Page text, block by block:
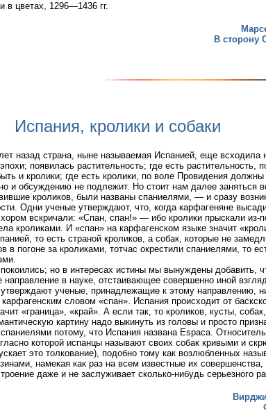
в цветах, 1296—1436 гг.
В сторону
Испания, кролики и собаки
назад страна, ныне называемая Испанией, еще всходила
появилась растительность; где есть растительность,
и кролики; где есть кролики, по воле Провидения должны
и обсуждению не подлежит. Но стоит нам далее заняться
кроликов, были названы спаниелями, — и сразу
Одни ученые утверждают, что, когда карфагеняне
вскричали: «Спан, спан!» — ибо кролики прыскали из-
кроликами. И «спан» на карфагенском языке значит
то есть страной кроликов, а собак, которые не
в погоне за кроликами, тотчас окрестили спаниелями, то
но в интересах истины мы вынуждены добавить,
направление в науке, отстаивающее совершенно иной
ученые, принадлежащие к этому направлению,
словом «спан». Испания происходит от
«граница», «край». А если так, то кроликов, кусты,
картину надо выкинуть из головы и просто
потому, что Испания названа Esраса.
которой испанцы называют своих собак кривыми и
это толкование), подобно тому как возлюбленных
намекая как раз на всем известные их совершенства,
даже и не заслуживает сколько-нибудь серьезного